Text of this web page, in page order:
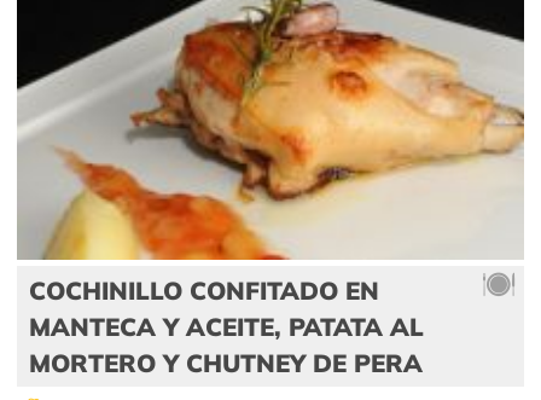
COCHINILLO CONFITADO EN
MANTECA Y ACEITE, PATATA AL
MORTERO Y CHUTNEY DE PERA